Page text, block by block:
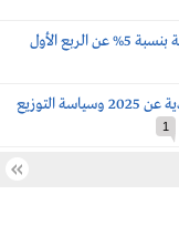
مجلس إدارة نفوذ يقر بتوزيع أرباح نقدية بنسبة 5% عن الربع الأول
عمومية نفوذ توافق على توزيع أرباح نقدية عن 2025 وسياسة التوزيع
1